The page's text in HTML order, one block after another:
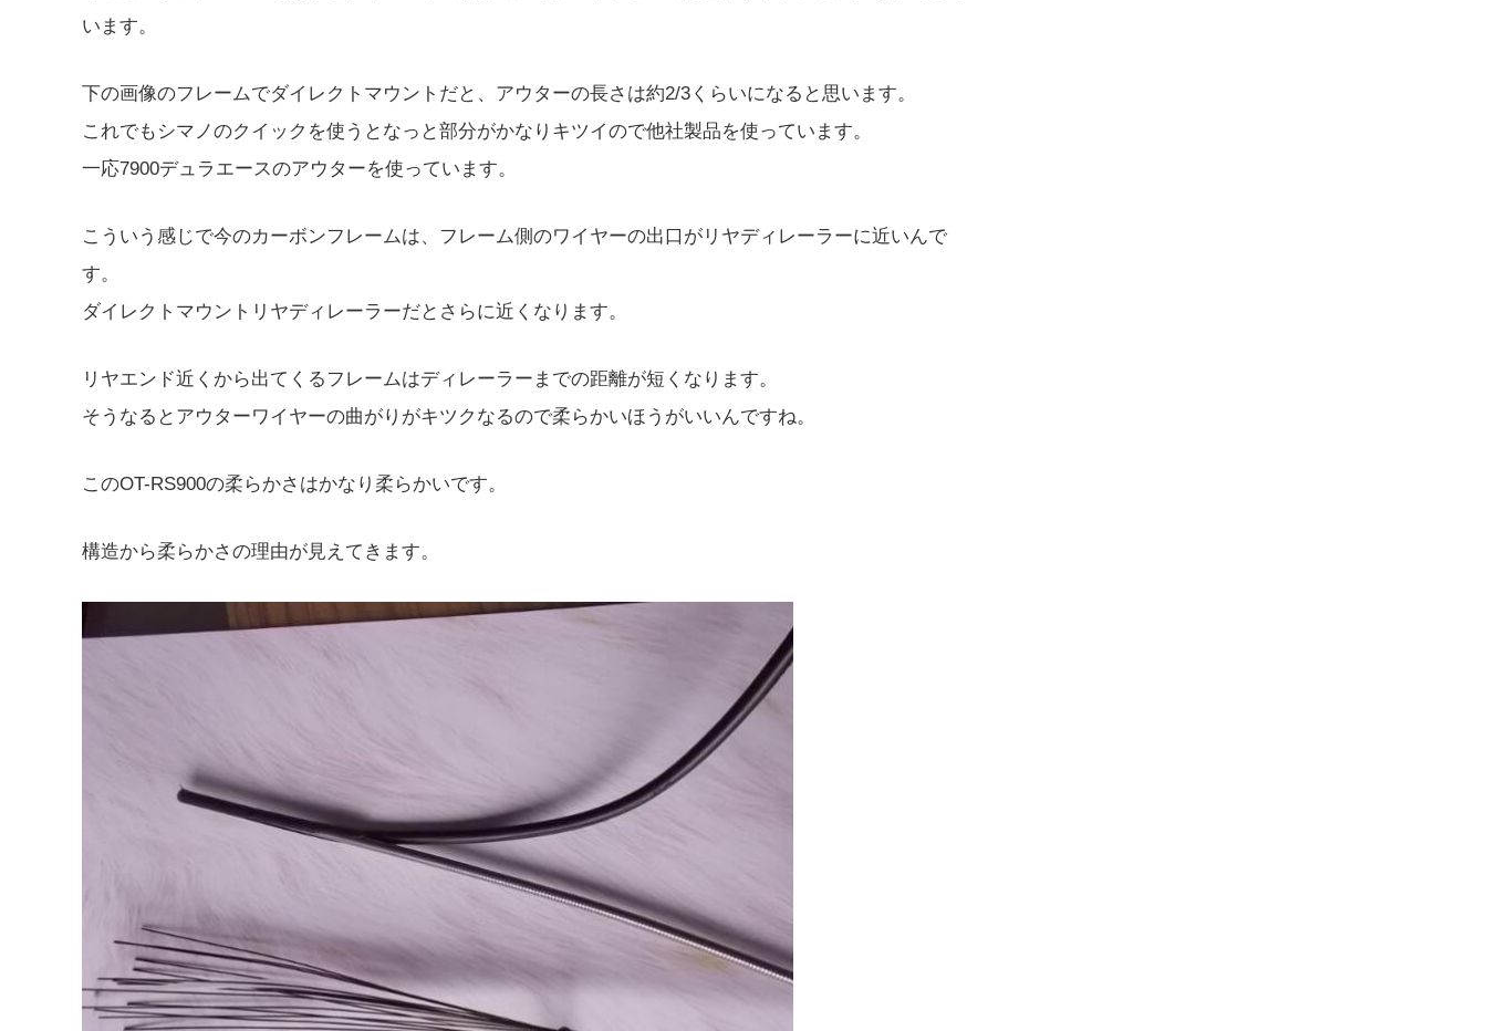
います。
下の画像のフレームでダイレクトマウントだと、アウターの長さは約2/3くらいになると思います。
これでもシマノのクイックを使うとなっと部分がかなりキツイので他社製品を使っています。
一応7900デュラエースのアウターを使っています。
こういう感じで今のカーボンフレームは、フレーム側のワイヤーの出口がリヤディレーラーに近いんで
す。
ダイレクトマウントリヤディレーラーだとさらに近くなります。
リヤエンド近くから出てくるフレームはディレーラーまでの距離が短くなります。
そうなるとアウターワイヤーの曲がりがキツクなるので柔らかいほうがいいんですね。
このOT-RS900の柔らかさはかなり柔らかいです。
構造から柔らかさの理由が見えてきます。